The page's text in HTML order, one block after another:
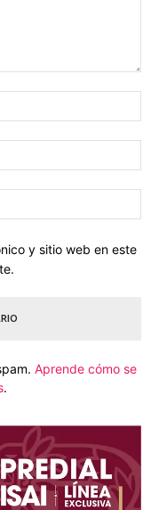
y sitio web en este
Aprende cómo se
.